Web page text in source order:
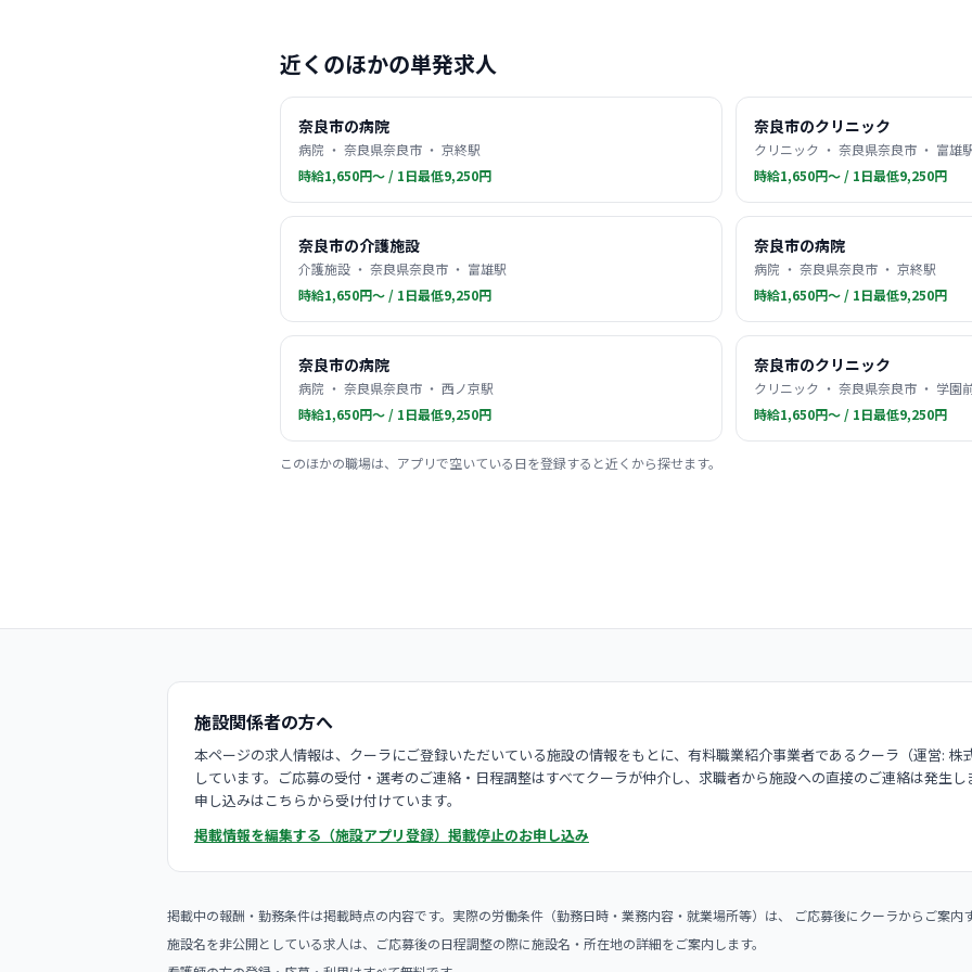
近くのほかの単発求人
奈良市の病院
病院 ・ 奈良県奈良市 ・ 京終駅
時給1,650円〜 / 1日最低9,250円
奈良市のクリニック
クリニック ・ 奈良県奈良市 ・ 富雄
時給1,650円〜 / 1日最低9,250円
奈良市の介護施設
介護施設 ・ 奈良県奈良市 ・ 富雄駅
時給1,650円〜 / 1日最低9,250円
奈良市の病院
病院 ・ 奈良県奈良市 ・ 京終駅
時給1,650円〜 / 1日最低9,250円
奈良市の病院
病院 ・ 奈良県奈良市 ・ 西ノ京駅
時給1,650円〜 / 1日最低9,250円
奈良市のクリニック
クリニック ・ 奈良県奈良市 ・ 学園
時給1,650円〜 / 1日最低9,250円
このほかの職場は、アプリで空いている日を登録すると近くから探せます。
施設関係者の方へ
本ページの求人情報は、クーラにご登録いただいている施設の情報をもとに、有料職業紹介事業者であるクーラ（運営:
しています。ご応募の受付・選考のご連絡・日程調整はすべてクーラが仲介し、求職者から施設への直接のご連絡は発生
申し込みはこちらから受け付けています。
掲載情報を編集する（施設アプリ登録） 掲載停止のお申し込み
掲載中の報酬・勤務条件は掲載時点の内容です。実際の労働条件（勤務日時・業務内容・就業場所等）は、 ご応募後にクーラからご案内
施設名を非公開としている求人は、ご応募後の日程調整の際に施設名・所在地の詳細をご案内します。